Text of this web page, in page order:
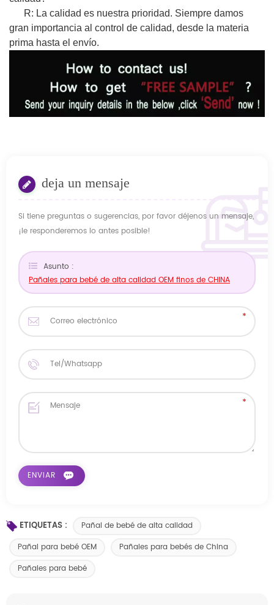
R: La calidad es nuestra prioridad. Siempre damos
gran importancia al control de calidad, desde la materia
prima hasta el envío.
deja un mensaje
Si tiene preguntas o sugerencias, por favor déjenos un mensaje,
¡le responderemos lo antes posible!
Asunto :
Pañales para bebé de alta calidad OEM finos de CHINA
ETIQUETAS :
Pañal de bebé de alta calidad
Pañal para bebé OEM
Pañales para bebés de China
Pañales para bebé